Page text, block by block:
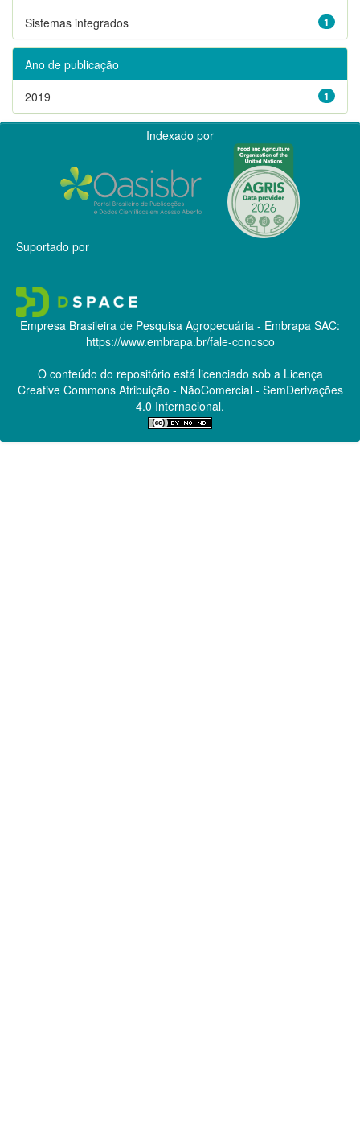
1
Sistemas integrados
Ano de publicação
1
2019
Indexado por
Suportado por
Empresa Brasileira de Pesquisa Agropecuária - Embrapa SAC:
https://www.embrapa.br/fale-conosco
O conteúdo do repositório está licenciado sob a Licença
Creative CommonsAtribuição - NãoComercial - SemDerivações
4.0 Internacional.